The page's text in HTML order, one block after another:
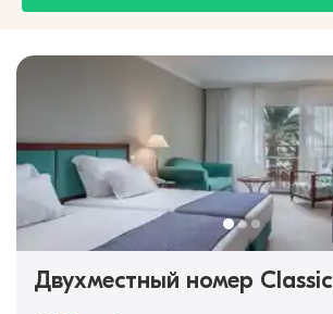
Двухместный номер Classic